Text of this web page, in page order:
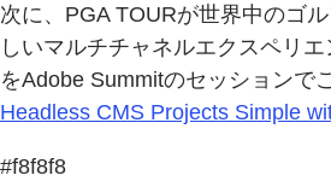
次に、PGA TOURが世界中のゴ
しいマルチチャネルエクスペリ
をAdobe Summitのセッションで
Headless CMS Projects Simple
#f8f8f8